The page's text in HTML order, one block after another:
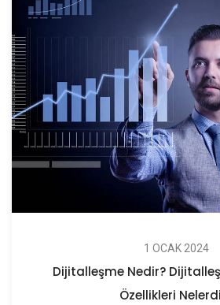
1 OCAK 2024
Dijitalleşme Nedir?
Özellikleri